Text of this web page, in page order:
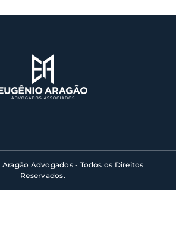
Advogados - Todos os Direitos
Reservados.